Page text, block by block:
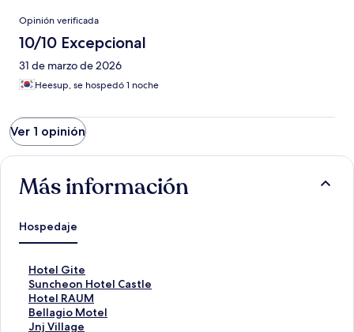
Opiniones
Opinión verificada
10/10 Excepcional
31 de marzo de 2026
Heesup, se hospedó 1 noche
Ver 1 opinión
Más información
Hospedaje
Hotel Gite
E
n
l
a
c
Suncheon Hotel Castle
E
n
l
a
Hotel RAUM
E
n
l
Bellagio Motel
E
n
Jnj Village
E